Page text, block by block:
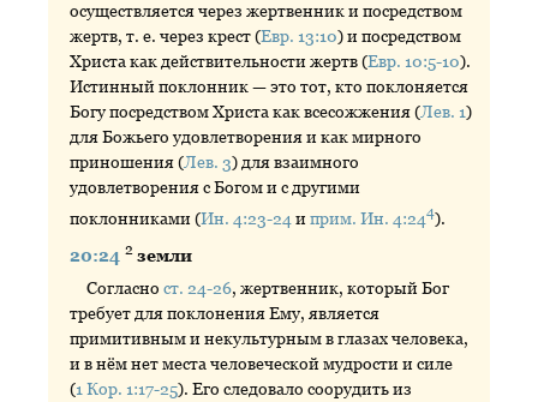
осуществляется через жертвенник и посредством
жертв, т. е. через крест (Евр. 13:10) и посредством
Христа как действительности жертв (Евр. 10:5-10).
Истинный поклонник — это тот, кто поклоняется
Богу посредством Христа как всесожжения (Лев. 1)
для Божьего удовлетворения и как мирного
приношения (Лев. 3) для взаимного
удовлетворения с Богом и с другими
поклонниками (Ин. 4:23-24 иприм. Ин. 4:244).
20:242 земли
Согласност. 24-26, жертвенник, который Бог
требует для поклонения Ему, является
примитивным и некультурным в глазах человека,
и в нём нет места человеческой мудрости и силе
(1 Кор. 1:17-25). Его следовало соорудить из